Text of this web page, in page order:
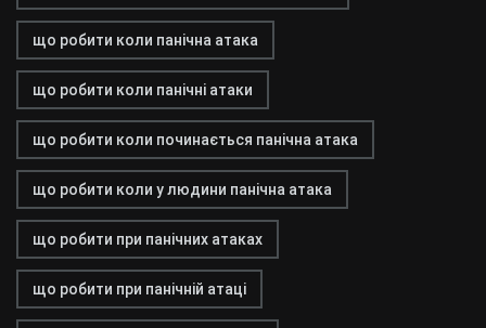
що робити коли панічна атака
що робити коли панічні атаки
що робити коли починається панічна атака
що робити коли у людини панічна атака
що робити при панічних атаках
що робити при панічній атаці